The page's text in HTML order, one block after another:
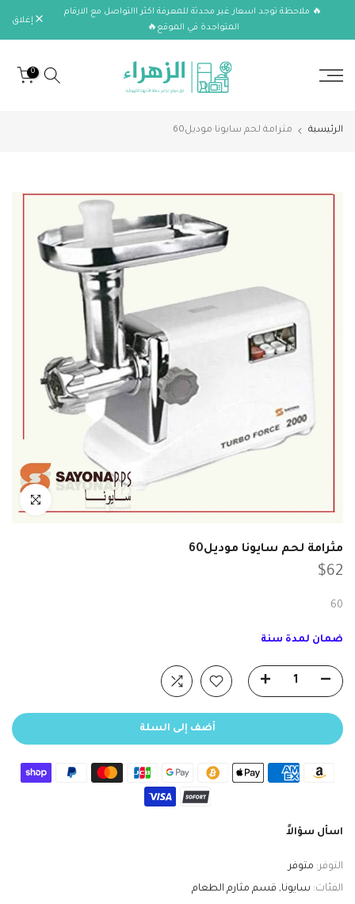
الانتقال🔥 ملاحظة توجد اسعار غير محدثة للمعرفة اكثر االتواصل مع الارقام
المتواجدة في الموقع🔥
إغلاق
0
الرئيسية مثرامة لحم سايونا موديل60
انقر للتكبير
مثرامة لحم سايونا موديل60
$62
60
ضمان لمدة سنة
أضف إلى السلة
اسأل سؤالاً
التوفر: متوفر
الفئات: سايونا قسم مثارم الطعام